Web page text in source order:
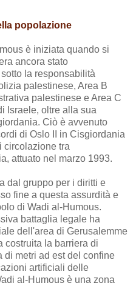
popolazione
è iniziata quando si
ancora stato
la responsabilità
palestinese, Area B
palestinese e Area C
Israele, oltre alla sua
Ciò è avvenuto
di Oslo II in Cisgiordania
circolazione tra
attuato nel marzo 1993.
dal gruppo per i diritti e
fine a questa assurdità e
di Wadi al-Humous.
battaglia legale ha
dell'area di Gerusalemme
costruita la barriera di
di metri ad est del confine
artificiali delle
al-Humous è una zona